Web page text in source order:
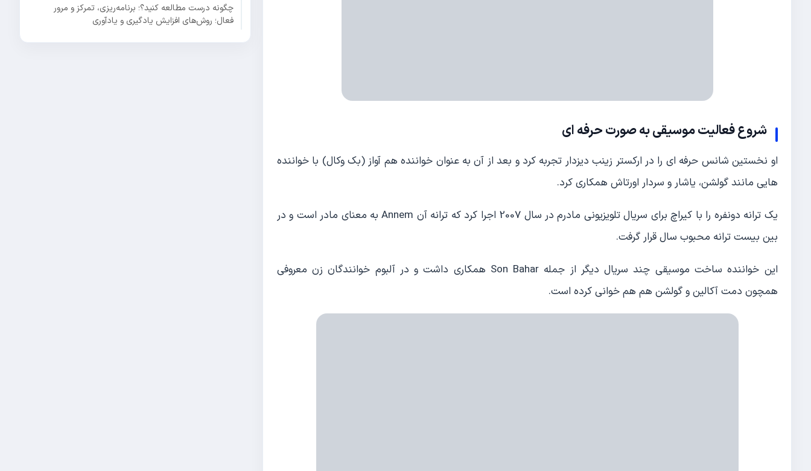
شروع فعالیت موسیقی به صورت حرفه ای
او نخستین شانس حرفه ای را در ارکستر زینب دیزدار تجربه کرد و بعد از آن به عنوان خواننده هم آواز (بک وکال) با خواننده
هایی مانند گولشن، یاشار و سردار اورتاش همکاری کرد.
یک ترانه دونفره را با کیراچ برای سریال تلویزیونی مادرم در سال 2007 اجرا کرد که ترانه آن Annem به معنای مادر است و در
بین بیست ترانه محبوب سال قرار گرفت.
این خواننده ساخت موسیقی چند سریال دیگر از جمله Son Bahar همکاری داشت و در آلبوم خوانندگان زن معروفی
همچون دمت آکالین و گولشن هم هم خوانی کرده است.
چگونه درست مطالعه کنید؟؛ برنامه‌ریزی، تمرکز و مرور
فعال؛ روش‌های افزایش یادگیری و یادآوری